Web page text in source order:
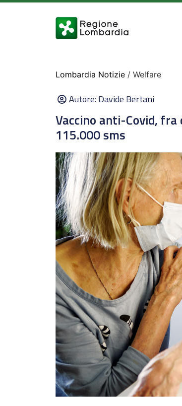
Lombardia Notizie / Welfare
Autore:Davide Bertani
Vaccino anti-Covid,
115.000 sms